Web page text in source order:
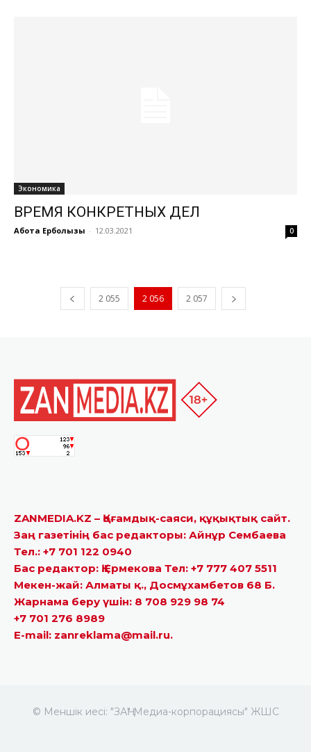
Экономика
ВРЕМЯ КОНКРЕТНЫХ ДЕЛ
Ақбота Ерболқызы - 12.03.2021 0
2 055 2 056 2 057
ZANMEDIA.KZ – Қоғамдық-саяси, құқықтық сайт.
Заң газетінің бас редакторы: Айнұр Сембаева
Тел.: +7 701 122 0940
Бас редактор: Қ.Ермекова Тел: +7 777 407 5511
Мекен-жай: Алматы қ., Досмұхамбетов 68 Б.
Жарнама беру үшін: 8 708 929 98 74
+7 701 276 8989
E-mail: zanreklama@mail.ru.
© Меншік иесі: "ЗАҢ" Медиа-корпорациясы" ЖШС